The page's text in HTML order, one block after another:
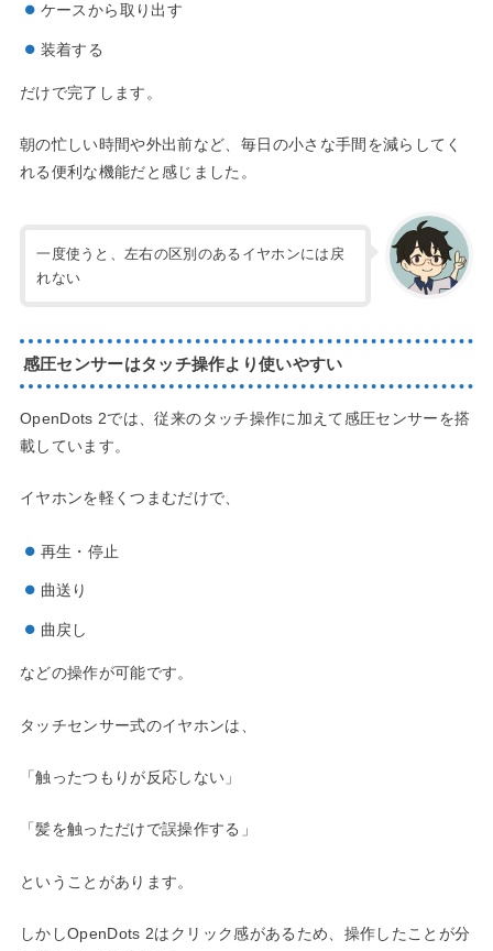
ケースから取り出す
装着する
だけで完了します。
朝の忙しい時間や外出前など、毎日の小さな手間を減らしてく
れる便利な機能だと感じました。
一度使うと、左右の区別のあるイヤホンには戻
れない
感圧センサーはタッチ操作より使いやすい
OpenDots 2では、従来のタッチ操作に加えて感圧センサーを搭
載しています。
イヤホンを軽くつまむだけで、
再生・停止
曲送り
曲戻し
などの操作が可能です。
タッチセンサー式のイヤホンは、
「触ったつもりが反応しない」
「髪を触っただけで誤操作する」
ということがあります。
しかしOpenDots 2はクリック感があるため、操作したことが分